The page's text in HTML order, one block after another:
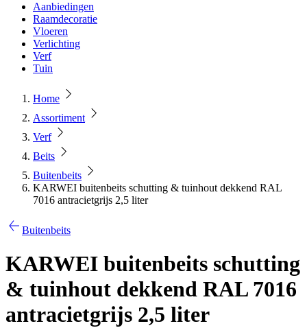
Aanbiedingen
Raamdecoratie
Vloeren
Verlichting
Verf
Tuin
Home
Assortiment
Verf
Beits
Buitenbeits
KARWEI buitenbeits schutting & tuinhout dekkend RAL
7016 antracietgrijs 2,5 liter
Buitenbeits
KARWEI buitenbeits schutting
& tuinhout dekkend RAL 7016
antracietgrijs 2,5 liter